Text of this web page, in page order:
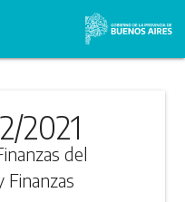
2021
del
Finanzas